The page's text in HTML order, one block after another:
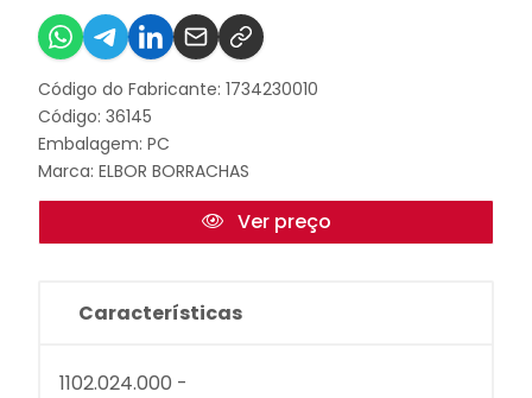
Código do Fabricante: 1734230010
Código: 36145
Embalagem: PC
Marca: ELBOR BORRACHAS
Ver preço
Características
1102.024.000 -